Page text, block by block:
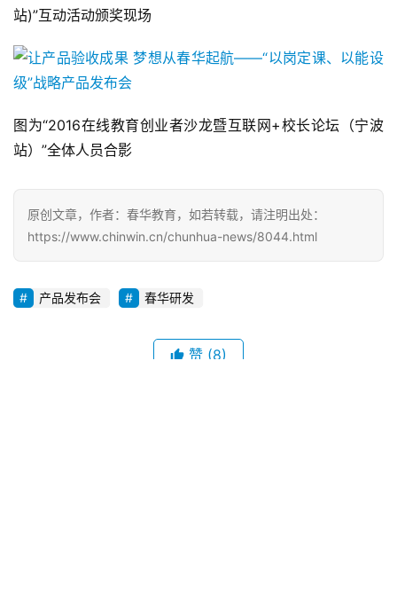
站)”互动活动颁奖现场
图为“2016在线教育创业者沙龙暨互联网+校长论坛（宁波
站）”全体人员合影
原创文章，作者：春华教育，如若转载，请注明出处：
https://www.chinwin.cn/chunhua-news/8044.html
产品发布会 春华研发
赞 (8)